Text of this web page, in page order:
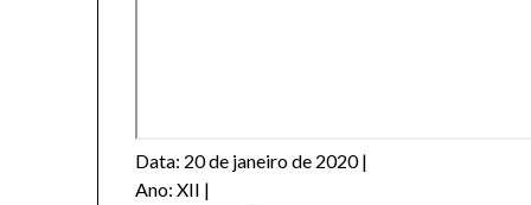
Data: 20 de janeiro de 2020 |
Ano: XII |